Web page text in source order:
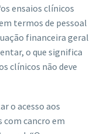
ensaios clínicos
termos de pessoal
financeira geral
o que significa
clínicos não deve
o acesso aos
com cancro em